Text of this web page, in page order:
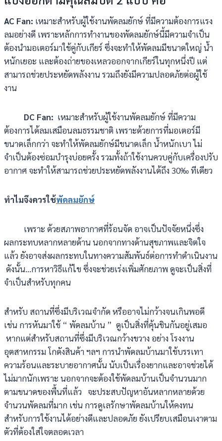
AC Fan: เหมาะสำหรับผู้ใช้งานพัดลมยักษ์ ที่มีความต้องการแรง
ลมอย่างดี เพราะหลักการทำงานของพัดลมยักษ์นี้มีความจำเป็น
ต้องนำมอเตอร์มาใช้คู่กับเกียร์ ซึ่งจะทำให้พัดลมมีขนาดใหญ่ น้ำ
หนักเยอะ และต้องถ่ายของเหลวออกจากเกียร์ในทุกหนึ่งปี แต่
สามารถช่วยประหยัดพลังงาน รวมถึงยังมีความปลอดภัยต่อผู้ใช้
งาน
DC Fan: เหมาะสำหรับผู้ใช้งานพัดลมยักษ์ ที่มีความ
ต้องการได้ลมเสมือนลมธรรมชาติ เพราะด้วยการที่มอเตอร์มี
ขนาดเล็กกว่า จะทำให้พัดลมยักษ์มีขนาดเล็ก น้ำหนักเบา ไม่
จำเป็นต้องซ่อมบำรุงบ่อยครั้ง รวมทั้งถ้าใช้งานควบคู่กับเครื่องปรับ
อากาศ จะทำให้สามารถช่วยประหยัดพลังงานได้ถึง 30‰ ทีเดียว
ทำไมจึงควรใช้พัดลมยักษ์
เพราะ ด้วยสภาพอากาศที่ร้อนจัด อาจเป็นปัจจัยหนึ่งซึ่ง
ผลกระทบหลากหลายด้าน นอกจากทางด้านสุขภาพและจิตใจ
แล้ว ยังอาจส่งผลกระทบในทางความสัมพันธ์ต่อการทำดำเนินงาน
ดังนั้น…การหาวิธีแก้ไข ซึ่งจะช่วยเร่งเพิ่มศักยภาพ ดูจะเป็นสิ่งที่
จำเป็นสำหรับทุกคน
สำหรับ สถานที่ซึ่งมีบริเวณจำกัด หรืออาจไม่กว้างจนเกินพอดี
เช่น การหันมาใช้ “ พัดลมบ้าน ” ดูเป็นสิ่งที่คุ้นชินกันอยู่เสมอ
หากแต่สำหรับสถานที่ซึ่งมีบริเวณกว้างขวาง อย่าง โรงงาน
อุตสาหกรรม โกดังสินค้า ฯลฯ การนำพัดลมบ้านมาใช้บรรเทา
ความร้อนและระบายอากาศนั้น นับเป็นเรื่องยากและอาจช่วยได้
ไม่มากนักเพราะ นอกจากจะต้องใช้พัดลมบ้านเป็นจำนวนมาก
ตามขนาดของพื้นที่แล้ว จะประสบปัญหาอันหลากหลายด้วย
จำนวนพัดลมที่มาก เช่น การดูเลรักษาพัดลมบ้านให้คงทน
สำหรับการใช้งานได้อย่างดีและปลอดภัย ยังเปรียบเสมือนเงาตาม
ตัวที่ต้องใส่ใจตลอดเวลา